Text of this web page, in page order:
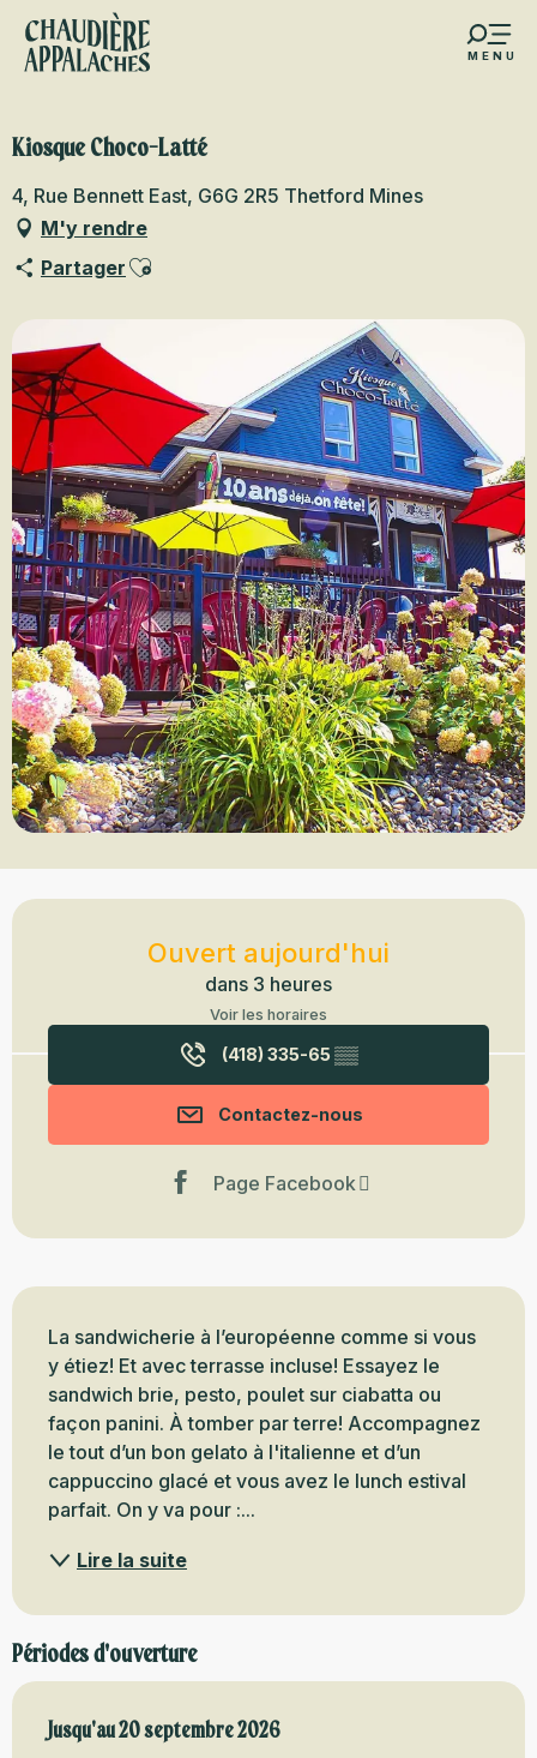
Aller
contenu
MENU
favoris
Kiosque Choco-Latté
4, Rue Bennett East, G6G 2R5 Thetford Mines
M'y rendre
Partager Ajouter aux favoris
Ouverture et coordonnées
Ouvert aujourd'hui
dans 3 heures
Voir les horaires
(418) 335-65 ▒▒
Contactez-nous
Page Facebook
Description
La sandwicherie à l’européenne comme si vous
y étiez! Et avec terrasse incluse! Essayez le
sandwich brie, pesto, poulet sur ciabatta ou
façon panini. À tomber par terre! Accompagnez
le tout d’un bon gelato à l'italienne et d’un
cappuccino glacé et vous avez le lunch estival
parfait. On y va pour :...
Lire la suite
Périodes d'ouverture
Du15 mars 2026au20 septembre 2026
Jusqu'au20 septembre 2026